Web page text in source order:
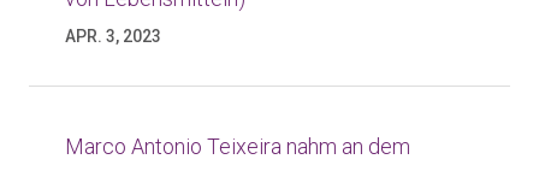
APR. 3, 2023
Marco Antonio Teixeira nahm an dem